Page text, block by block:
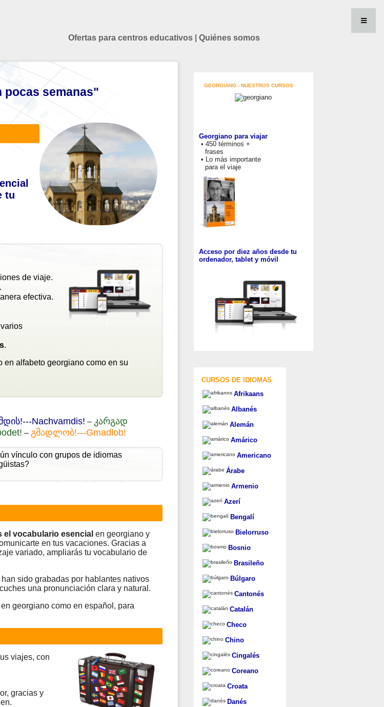
Ofertas para centros educativos Quiénes somos
pocas semanas"
tu
de viaje.
efectiva.
.
en alfabeto georgiano como en su
Nachvamdis! – კარგად
– გმადლობ!---Gmadlob!
vínculo con grupos de idiomas
el vocabulario esencial en georgiano y
en tus vacaciones. Gracias a
variado, ampliarás tu vocabulario de
sido grabadas por hablantes nativos
una pronunciación clara y natural.
georgiano como en español, para
viajes, con
gracias y
GEORGIANO - NUESTROS CURSOS
Georgiano para viajar
• 450 términos +
frases
• Lo más importante
para el viaje
Acceso por diez años desde tu
ordenador, tablet y móvil
CURSOS DE IDIOMAS
Afrikaans
Albanés
Alemán
Amárico
Americano
Árabe
Armenio
Azerí
Bengalí
Bielorruso
Bosnio
Brasileño
Búlgaro
Cantonés
Catalán
Checo
Chino
Cingalés
Coreano
Croata
Danés